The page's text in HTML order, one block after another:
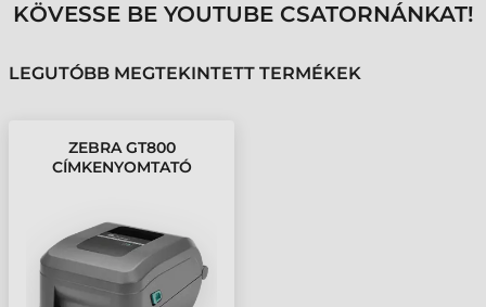
KÖVESSE BE YOUTUBE CSATORNÁNKAT!
LEGUTÓBB MEGTEKINTETT TERMÉKEK
ZEBRA GT800
CÍMKENYOMTATÓ